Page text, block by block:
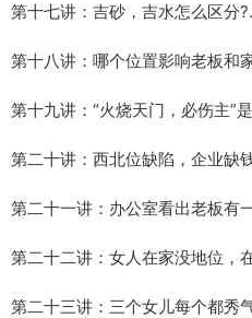
第十七讲：吉砂，吉水怎么区分
第十八讲：哪个位置影响老板和
第十九讲：“火烧天门，必伤主”
第二十讲：西北位缺陷，企业缺
第二十一讲：办公室看出老板有
第二十二讲：女人在家没地位，
第二十三讲：三个女儿每个都秀